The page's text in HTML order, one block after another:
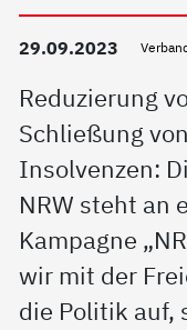
29.09.2023
Reduzierung
Schließung
Insolvenzen:
NRW steht an
Kampagne
wir mit der
die Politik auf,